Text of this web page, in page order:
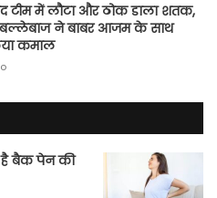
टीम में लौटा और ठोक डाला शतक,
बल्लेबाज ने बाबर आजम के साथ
कमाल
बैक पेन की